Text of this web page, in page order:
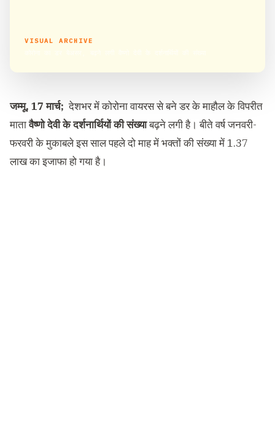
VISUAL ARCHIVE
जम्मू, 17 मार्च; देशभर में कोरोना वायरस से बने डर के माहौल के विपरीत
मातावैष्णो देवी के दर्शनार्थियों की संख्याबढ़ने लगी है। बीते वर्ष जनवरी-
फरवरी के मुकाबले इस साल पहले दो माह में भक्तों की संख्या में 1.37
लाख का इजाफा हो गया है।